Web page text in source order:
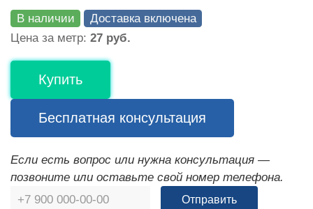
В наличии
Доставка включена
Цена за метр: 27 руб.
Купить
Бесплатная консультация
Если есть вопрос или нужна консультация —
позвоните или оставьте свой номер телефона.
Отправить